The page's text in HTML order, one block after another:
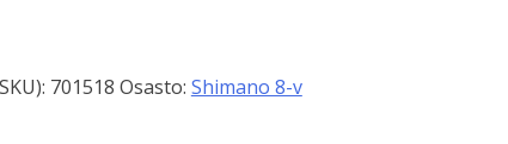
701518 Osasto: Shimano 8-v